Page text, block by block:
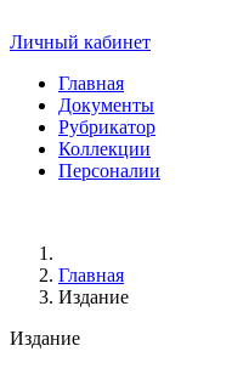
Личный кабинет
Главная
Документы
Рубрикатор
Коллекции
Персоналии
Главная
Издание
Издание